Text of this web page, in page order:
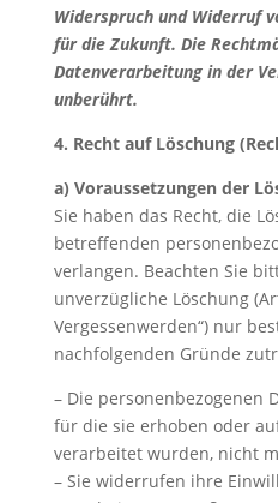
Widerspruch und Widerruf
für die Zukunft. Die
Datenverarbeitung in der
unberührt.
4. Recht auf Löschung
a) Voraussetzungen der
Sie haben das Recht, die
betreffenden
verlangen. Beachten Sie
unverzügliche Löschung
Vergessenwerden“) nur
nachfolgenden Gründe
– Die personenbezogenen
für die sie erhoben oder
verarbeitet wurden, nicht
– Sie widerrufen ihre